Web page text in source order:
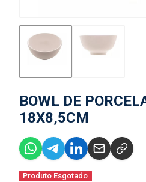
BOWL DE
18X8,5CM
Produto Esgotado